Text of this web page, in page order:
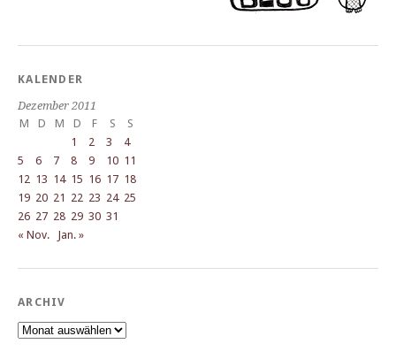
KALENDER
Dezember 2011
M
D M D F S
S
1
2 3
4
5
6 7 8 9 10 11
12 13 14 15 16 17 18
19 20 21 22 23 24 25
26 27 28 29 30 31
« Nov.
Jan. »
ARCHIV
Archiv